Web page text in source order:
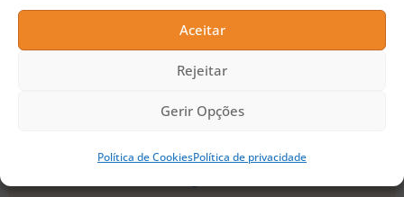
Aceitar
Rejeitar
Gerir Opções
Política de CookiesPolítica de privacidade
defender ablockchaindo Bitcoin contra vetores de
ataque. Ele explicou:
🚀 Buscando a próxima moeda 100x?